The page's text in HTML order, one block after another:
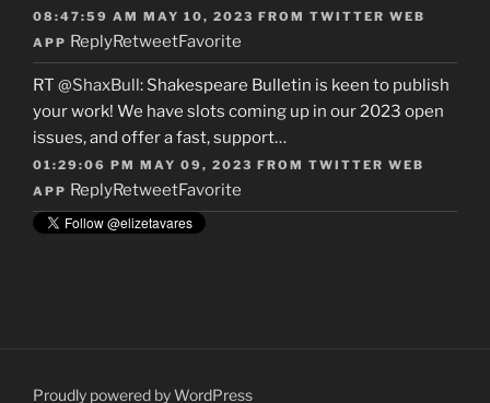
08:47:59 AM MAY 10, 2023 FROM TWITTER WEB
APP ReplyRetweetFavorite
RT @ShaxBull: Shakespeare Bulletin is keen to publish
your work! We have slots coming up in our 2023 open
issues, and offer a fast, support…
01:29:06 PM MAY 09, 2023 FROM TWITTER WEB
APP ReplyRetweetFavorite
Proudly powered by WordPress